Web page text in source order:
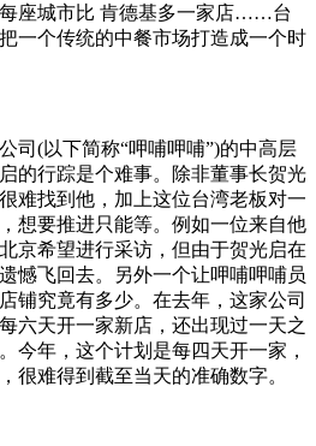
座城市比 肯德基多一家店……台
一个传统的中餐市场打造成一个时
司(以下简称“呷哺呷哺”)的中高层
的行踪是个难事。除非董事长贺光
难找到他，加上这位台湾老板对一
想要推进只能等。例如一位来自他
京希望进行采访，但由于贺光启在
憾飞回去。另外一个让呷哺呷哺员
铺究竟有多少。在去年，这家公司
六天开一家新店，还出现过一天之
今年，这个计划是每四天开一家，
很难得到截至当天的准确数字。